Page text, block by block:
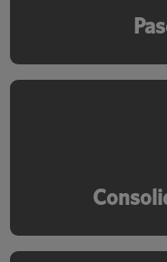
Redesign a
single